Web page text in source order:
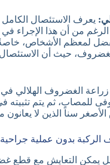
من أن هذا الإجراء
لمعظم الأشخاص، خاصةً
حيث أن
الغضروف الهلالي في
ثم يتم تثبيته
سناً الذين لا
بدون عملية